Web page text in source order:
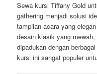
Sewa kursi Tiffany Gold
gathering menjadi solusi
tampilan acara yang
desain klasik yang
dipadukan dengan
kursi ini sangat populer